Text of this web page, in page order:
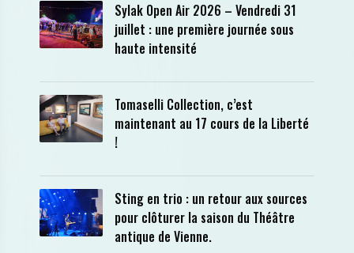
Sylak Open Air 2026 – Vendredi 31
juillet : une première journée sous
haute intensité
Tomaselli Collection, c’est
maintenant au 17 cours de la Liberté
!
Sting en trio : un retour aux sources
pour clôturer la saison du Théâtre
antique de Vienne.